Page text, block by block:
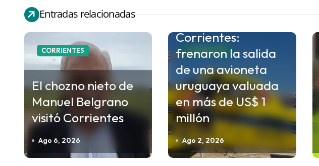
v
e
g
c
n
d
e
Entradas relacionadas
CORRIENTES
El chozno nieto de
Manuel Belgrano
visitó Corrientes
Ago 6, 2026
CORRIENTES
Corrientes:
frenaron la salida
de una avioneta
uruguaya valuada
en más de US$ 1
millón
Ago 2, 2026